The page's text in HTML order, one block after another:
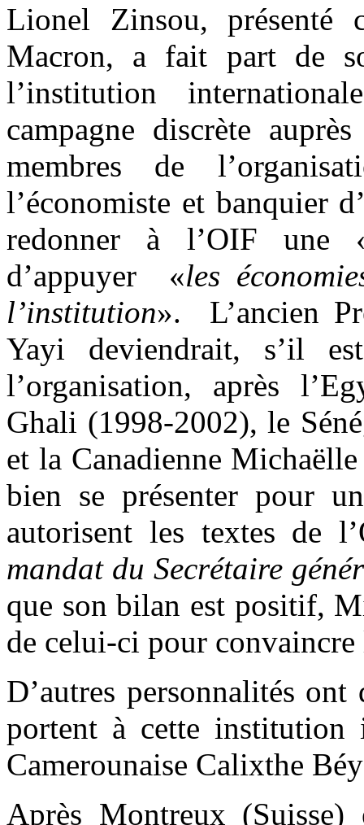
Lionel Zinsou, présenté
Macron, a fait part de
l’institution
campagne discrète
membres de
l’économiste et banquier
redonner à l’OIF une
d’appuyer «les
l’institution». L’ancien
Yayi deviendrait, s’il
l’organisation, après
Ghali (1998-2002), le
et la Canadienne
bien se présenter pour
autorisent les textes de
mandat du Secrétaire
que son bilan est positif,
de celui-ci pour convaincre
D’autres personnalités
portent à cette institution
Camerounaise Calixthe
Après Montreux (Suisse)